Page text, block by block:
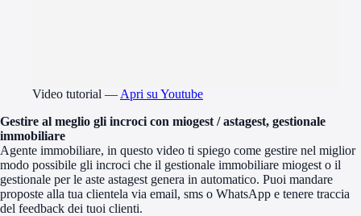
Video tutorial — Apri su Youtube
Gestire al meglio gli incroci con miogest / astagest, gestionale
immobiliare
Agente immobiliare, in questo video ti spiego come gestire nel miglior
modo possibile gli incroci che il gestionale immobiliare miogest o il
gestionale per le aste astagest genera in automatico. Puoi mandare
proposte alla tua clientela via email, sms o WhatsApp e tenere traccia
del feedback dei tuoi clienti.